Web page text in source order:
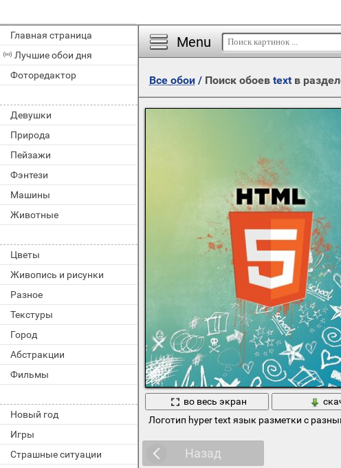
Главная страница
Лучшие обои дня
Фоторедактор
Девушки
Природа
Пейзажи
Фэнтези
Машины
Животные
Цветы
Живопись и рисунки
Разное
Текстуры
Город
Абстракции
Фильмы
Новый год
Игры
Страшные ситуации
Menu
Все обои/ Поиск обоев textв
во весь экран
Логотип hyper text язык разметки с
Назад